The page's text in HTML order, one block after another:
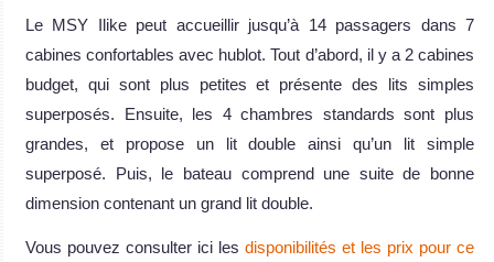
Le MSY Ilike peut accueillir jusqu’à 14 passagers dans 7
cabines confortables avec hublot. Tout d’abord, il y a 2 cabines
budget, qui sont plus petites et présente des lits simples
superposés. Ensuite, les 4 chambres standards sont plus
grandes, et propose un lit double ainsi qu’un lit simple
superposé. Puis, le bateau comprend une suite de bonne
dimension contenant un grand lit double.
Vous pouvez consulter ici les disponibilités et les prix pour ce